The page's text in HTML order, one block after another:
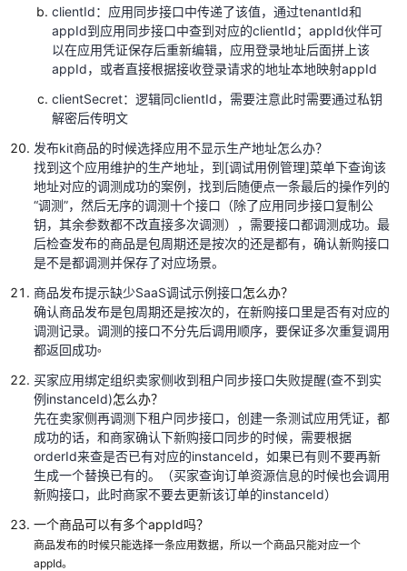
口
描
述
基
础、
号
同
步
接
口
调
试
调
用
果
码
说
明
云
商
店
开
clientId：应用同步接口中传递了该值，通过tenantId和
appId到应用同步接口中查到对应的clientId； appId伙伴可
以在应用凭证保存后重新编辑，应用登录地址后面拼上该
appId，或者直接根据接收登录请求的地址本地映射appId
clientSecret：逻辑同clientId，需要注意此时需要通过私钥
解密后传明文
发布kit商品的时候选择应用不显示生产地址怎么办？
找到这个应用维护的生产地址，到[调试用例管理]菜单下查询该
地址对应的调测成功的案例，找到后随便点一条最后的操作列的
“调测”，然后无序的调测十个接口（除了应用同步接口复制公
钥，其余参数都不改直接多次调测），需要接口都调测成功。最
后检查发布的商品是包周期还是按次的还是都有，确认新购接口
是不是都调测并保存了对应场景。
商品发布提示缺少SaaS调试示例接口怎么办？
确认商品发布是包周期还是按次的，在新购接口里是否有对应的
调测记录。调测的接口不分先后调用顺序，要保证多次重复调用
都返回成功。
买家应用绑定组织卖家侧收到租户同步接口失败提醒(查不到实
例instanceId)怎么办？
先在卖家侧再调测下租户同步接口，创建一条测试应用凭证，都
成功的话，和商家确认下新购接口同步的时候，需要根据
orderId来查是否已有对应的instanceId，如果已有则不要再新
生成一个替换已有的。（买家查询订单资源信息的时候也会调用
新购接口，此时商家不要去更新该订单的instanceId）
一个商品可以有多个appId吗？
商品发布的时候只能选择一条应用数据，所以一个商品只能对应一个
appId。